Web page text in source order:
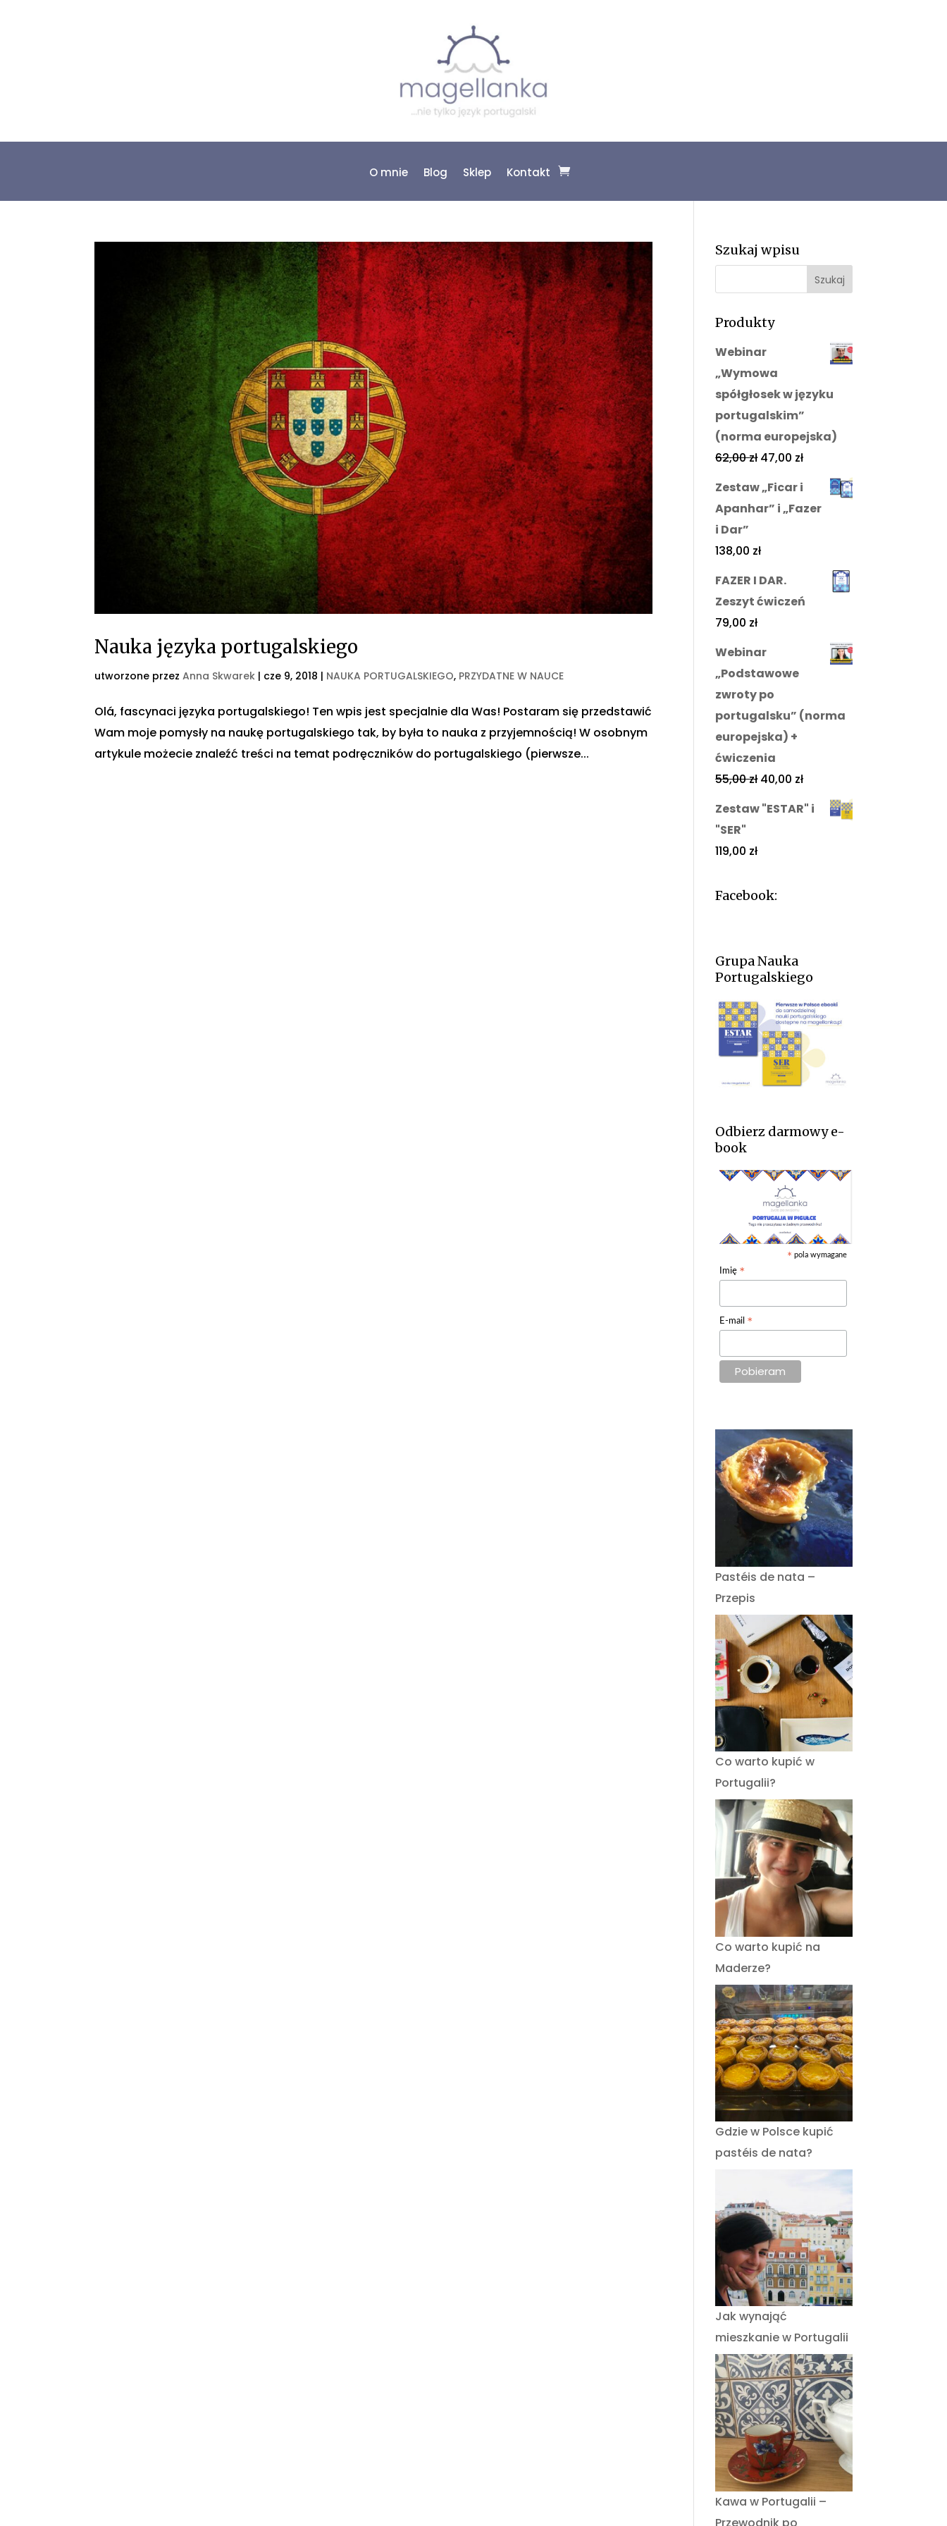
O mnie Blog Sklep Kontakt
Nauka języka portugalskiego
utworzone przezAnna Skwarek | cze 9, 2018 | NAUKA PORTUGALSKIEGO, PRZYDATNE W NAUCE
Olá, fascynaci języka portugalskiego! Ten wpis jest specjalnie dla Was! Postaram się przedstawić
Wam moje pomysły na naukę portugalskiego tak, by była to nauka z przyjemnością! W osobnym
artykule możecie znaleźć treści na temat podręczników do portugalskiego (pierwsze...
Szukaj wpisu
Produkty
Webinar
„Wymowa
spółgłosek w języku
portugalskim”
(norma europejska)
62,00zł 47,00 zł
Zestaw „Ficar i
Apanhar” i „Fazer
i Dar”
138,00 zł
FAZER I DAR.
Zeszyt ćwiczeń
79,00 zł
Webinar
„Podstawowe
zwroty po
portugalsku” (norma
europejska) +
ćwiczenia
55,00zł 40,00 zł
Zestaw "ESTAR" i
"SER"
119,00 zł
Facebook:
Grupa Nauka
Portugalskiego
Odbierz darmowy e-
book
* pola wymagane
Imię *
E-mail *
Pastéis de nata –
Przepis
Co warto kupić w
Portugalii?
Co warto kupić na
Maderze?
Gdzie w Polsce kupić
pastéis de nata?
Jak wynająć
mieszkanie w Portugalii
Kawa w Portugalii –
Przewodnik po